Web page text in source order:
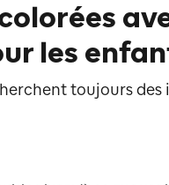
les
toujours des